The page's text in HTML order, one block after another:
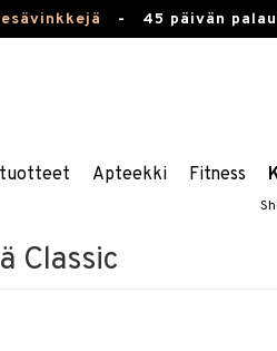
- 45 päivän
Apteekki Fitness
Classic